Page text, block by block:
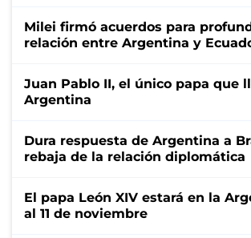
Milei firmó acuerdos para
relación entre Argentina y
Juan Pablo II, el único papa que
Argentina
Dura respuesta de Argentina a
rebaja de la relación diplomática
El papa León XIV estará en la
al 11 de noviembre